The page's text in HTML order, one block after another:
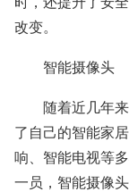
改变。
智能摄像头
随着近几年来
了自己的智能家
响、智能电视等
一员，智能摄像